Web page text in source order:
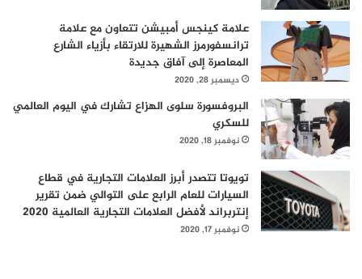
علامة كينجس أمبيشن تتعاون مع علامة
ترانسفورمرز الشهيرة للارتقاء بأزياء الشارع
المعاصرة إلى آفاق جديدة
ديسمبر 28, 2020
البروفسورة سلوى الهزاع تشارك في اليوم العالمي
للسكري
نوفمبر 18, 2020
تويوتا تتصدر أبرز العلامات التجارية في قطاع
السيارات للعام الرابع على التوالي ضمن تقرير
إنتربراند لأفضل العلامات التجارية العالمية 2020
نوفمبر 17, 2020